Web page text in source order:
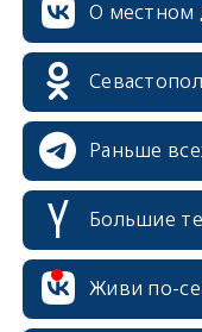
О местном
Раньше
Большие
Живи по-